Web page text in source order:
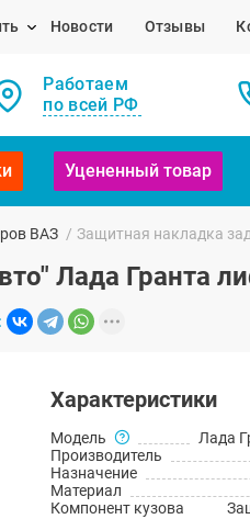
Новости Отзывы
Работаем
по всей РФ
Уцененный товар
ВАЗ / Защитная накладка
Лада Гранта
Характеристики
Модель
Лада
Производитель
Назначение
Материал
Компонент кузова